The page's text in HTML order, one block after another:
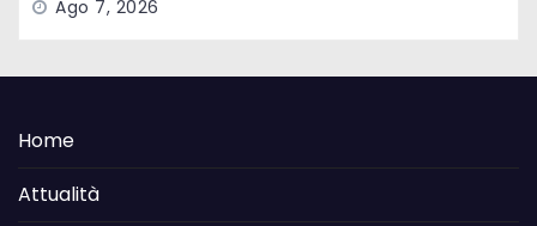
Ago 7, 2026
Home
Attualità